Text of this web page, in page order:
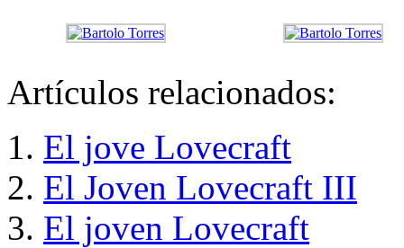
Artículos relacionados:
El jove Lovecraft
El Joven Lovecraft III
El joven Lovecraft